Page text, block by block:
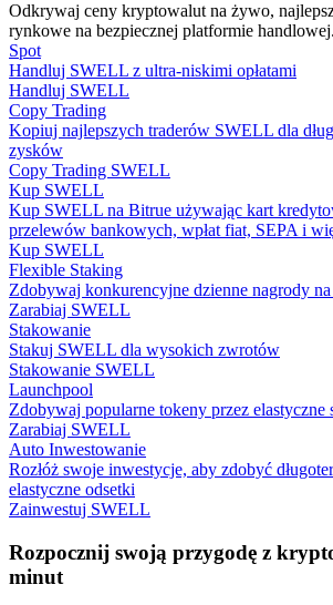
Przewodnik dla początkujących
Strategie handlowe
Dowiedz się, jak zachować rentowność
Zarabiać
Odkrywaj ceny kryptowalut na żywo,
rynkowe na bezpiecznej platformie handlowej.
Spot
Handluj SWELL z ultra-niskimi opłatami
Handluj SWELL
Copy Trading
Kopiuj najlepszych traderów SWELL dla
zysków
Copy Trading SWELL
Kup SWELL
Kup SWELL na Bitrue używając kart
przelewów bankowych, wpłat fiat, SEPA i
Kup SWELL
Flexible Staking
Zdobywaj konkurencyjne dzienne nagrody
Zarabiaj SWELL
Stakowanie
Stakuj SWELL dla wysokich zwrotów
Stakowanie SWELL
Launchpool
Zdobywaj popularne tokeny przez elastyczne
Zarabiaj SWELL
Auto Inwestowanie
Rozłóż swoje inwestycje, aby zdobyć
elastyczne odsetki
Zainwestuj SWELL
Rozpocznij swoją przygodę z
minut